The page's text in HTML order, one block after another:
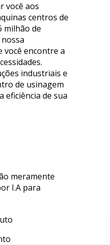
você aos
centros de
milhão de
você encontre a
industriais e
de usinagem
eficiência de sua
meramente
I.A para